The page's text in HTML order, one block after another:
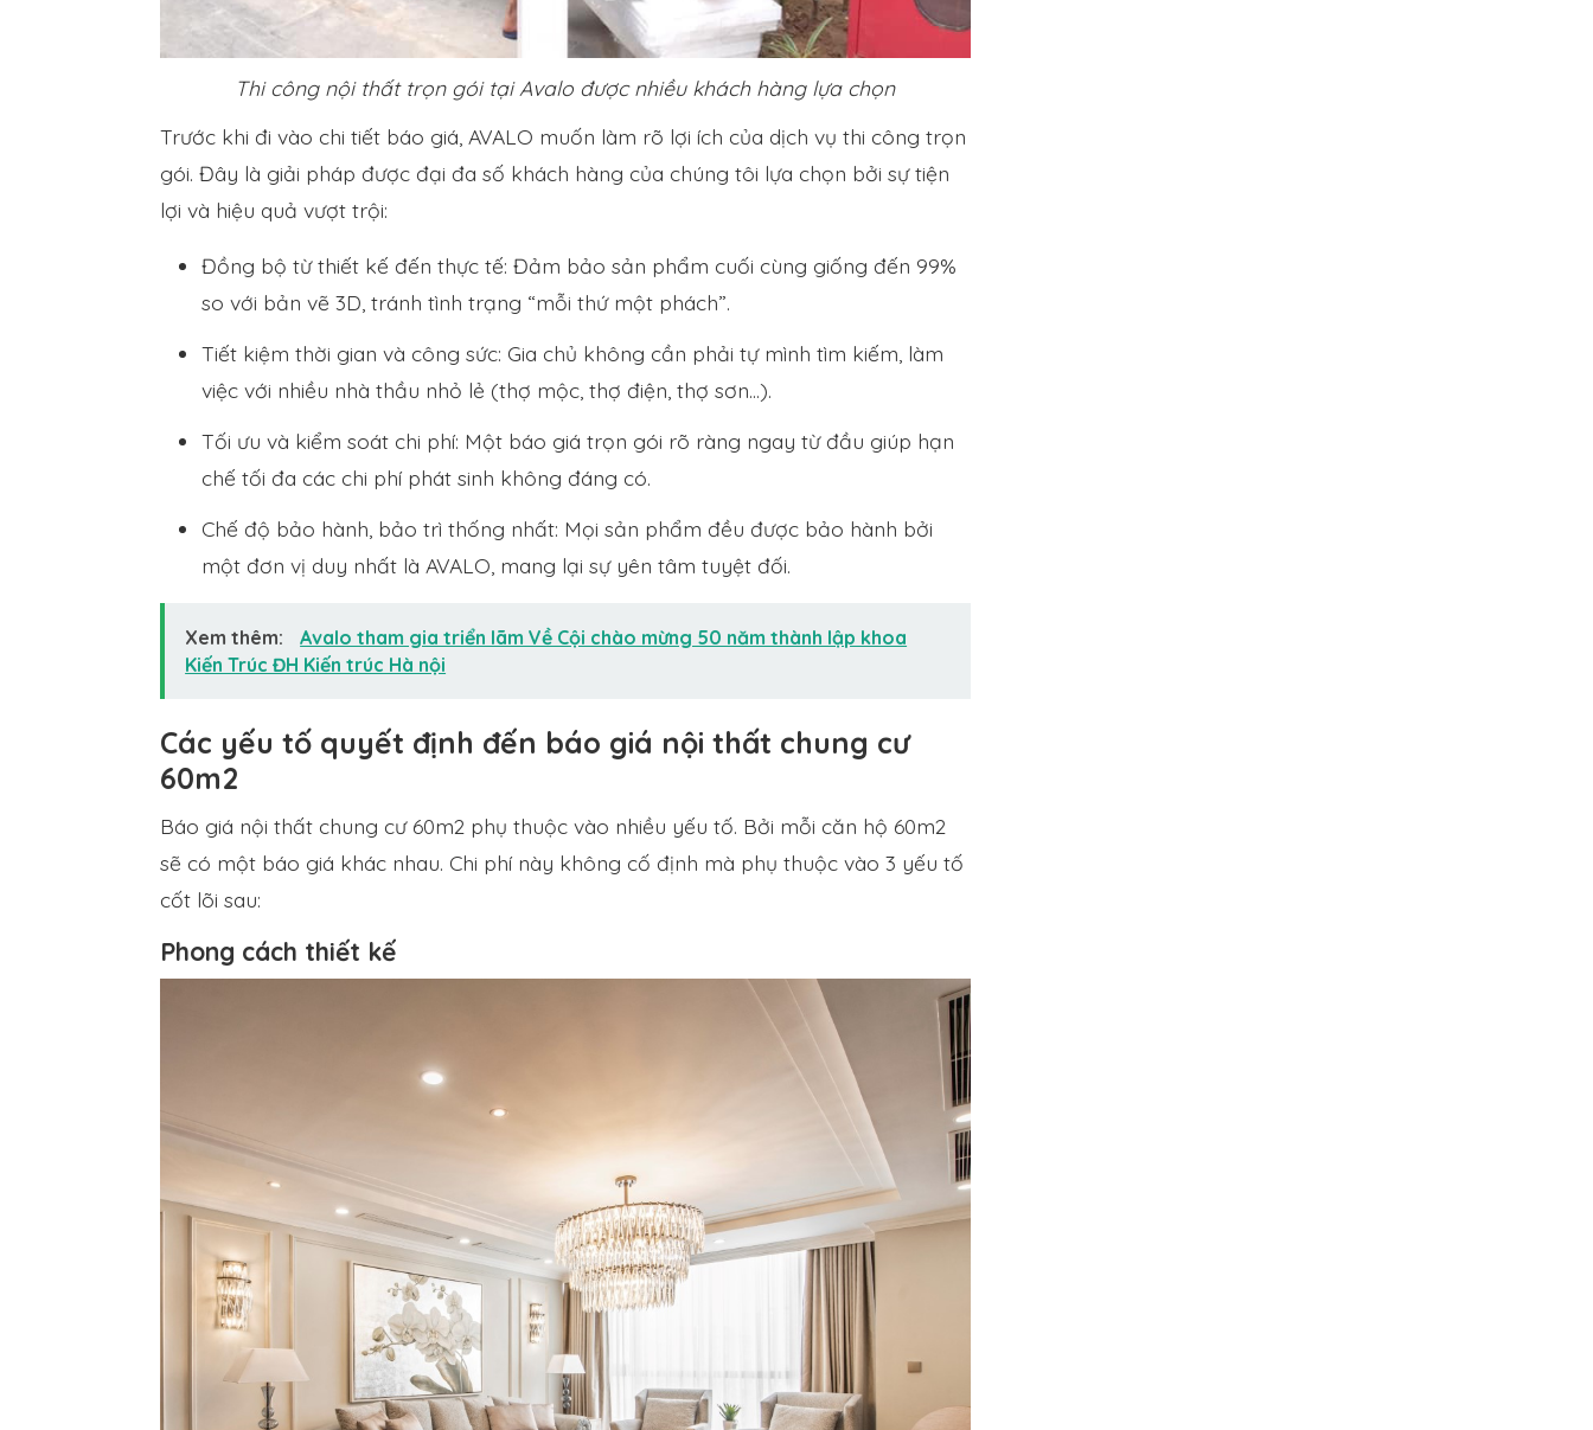
Thi công nội thất trọn gói tại Avalo được nhiều khách hàng lựa chọn
Trước khi đi vào chi tiết báo giá, AVALO muốn làm rõ lợi ích của dịch vụ thi công trọn
gói. Đây là giải pháp được đại đa số khách hàng của chúng tôi lựa chọn bởi sự tiện
lợi và hiệu quả vượt trội:
Đồng bộ từ thiết kế đến thực tế: Đảm bảo sản phẩm cuối cùng giống đến 99%
so với bản vẽ 3D, tránh tình trạng “mỗi thứ một phách”.
Tiết kiệm thời gian và công sức: Gia chủ không cần phải tự mình tìm kiếm, làm
việc với nhiều nhà thầu nhỏ lẻ (thợ mộc, thợ điện, thợ sơn…).
Tối ưu và kiểm soát chi phí: Một báo giá trọn gói rõ ràng ngay từ đầu giúp hạn
chế tối đa các chi phí phát sinh không đáng có.
Chế độ bảo hành, bảo trì thống nhất: Mọi sản phẩm đều được bảo hành bởi
một đơn vị duy nhất là AVALO, mang lại sự yên tâm tuyệt đối.
Xem thêm:
Avalo tham gia triển lãm Về Cội chào mừng 50 năm thành lập khoa
Kiến Trúc ĐH Kiến trúc Hà nội
Các yếu tố quyết định đến báo giá nội thất chung cư
60m2
Báo giá nội thất chung cư 60m2 phụ thuộc vào nhiều yếu tố. Bởi mỗi căn hộ 60m2
sẽ có một báo giá khác nhau. Chi phí này không cố định mà phụ thuộc vào 3 yếu tố
cốt lõi sau:
Phong cách thiết kế